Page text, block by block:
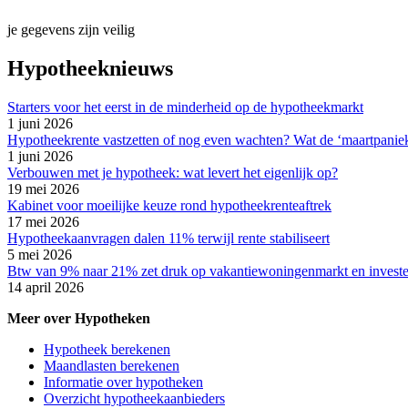
je gegevens zijn veilig
Hypotheeknieuws
Starters voor het eerst in de minderheid op de hypotheekmarkt
1 juni 2026
Hypotheekrente vastzetten of nog even wachten? Wat de
1 juni 2026
Verbouwen met je hypotheek: wat levert het eigenlijk op?
19 mei 2026
Kabinet voor moeilijke keuze rond hypotheekrenteaftrek
17 mei 2026
Hypotheekaanvragen dalen 11% terwijl rente stabiliseert
5 mei 2026
Btw van 9% naar 21% zet druk op vakantiewoningenmarkt en
14 april 2026
Meer over Hypotheken
Hypotheek berekenen
Maandlasten berekenen
Informatie over hypotheken
Overzicht hypotheekaanbieders